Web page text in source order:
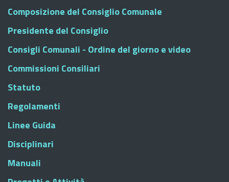
Composizione del Consiglio Comunale
Presidente del Consiglio
Consigli Comunali - Ordine del giorno e video
Commissioni Consiliari
Statuto
Regolamenti
Linee Guida
Disciplinari
Manuali